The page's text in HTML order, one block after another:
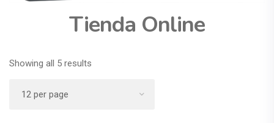
Tienda Online
Showing all 5 results